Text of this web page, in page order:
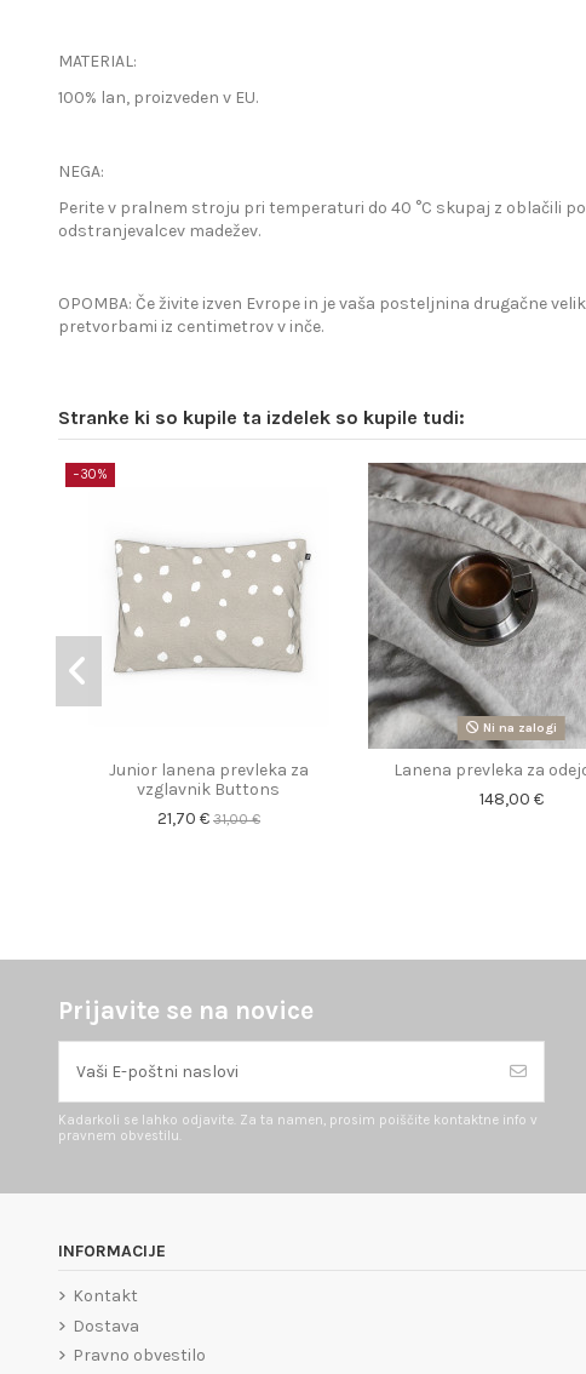
MATERIAL:
100% lan, proizveden v EU.
NEGA:
Perite v pralnem stroju pri temperaturi do 40 °C skupaj z oblačili
odstranjevalcev madežev.
OPOMBA: Če živite izven Evrope in je vaša posteljnina drugačne
pretvorbami iz centimetrov v inče.
Stranke ki so kupile ta izdelek so kupile tudi:
−30%
Junior lanena prevleka za
vzglavnik Buttons
21,70 € 31,00 €
Ni na zalogi
Lanena prevleka za
148,00 €
Prijavite se na novice
Kadarkoli se lahko odjavite. Za ta namen, prosim poiščite kontaktne info v
pravnem obvestilu.
INFORMACIJE
Kontakt
Dostava
Pravno obvestilo